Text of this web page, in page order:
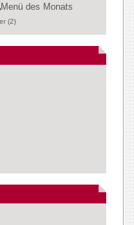
Menü des Monats
(2)